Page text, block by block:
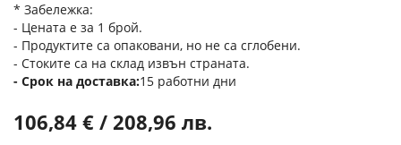
* Забележка:
- Цената е за 1 брой.
- Продуктите са опаковани, но не са сглобени.
- Стоките са на склад извън страната.
Срок на доставка 15 работни дни
106,84 € / 208,96 лв.